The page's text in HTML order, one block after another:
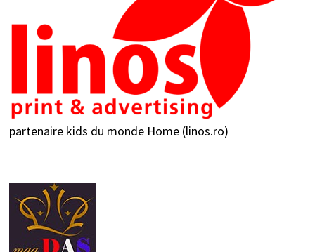
partenaire kids du monde Home (linos.ro)